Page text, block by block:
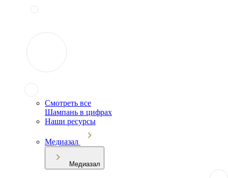
Смотреть все
Шампань в цифрах
Наши ресурсы
Медиазал
Медиазал